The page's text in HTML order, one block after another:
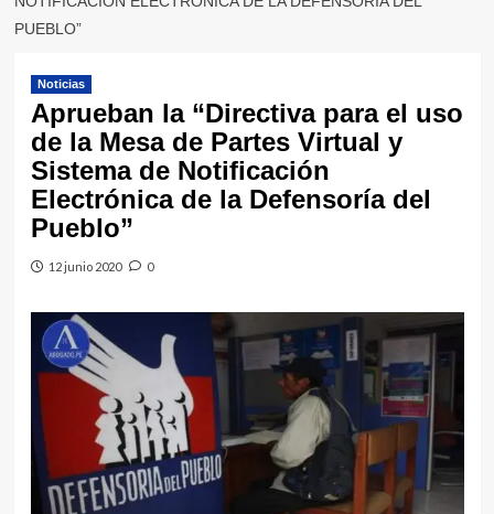
PUEBLO”
Noticias
Aprueban la “Directiva para el uso
de la Mesa de Partes Virtual y
Sistema de Notificación
Electrónica de la Defensoría del
Pueblo”
12 junio 2020 0